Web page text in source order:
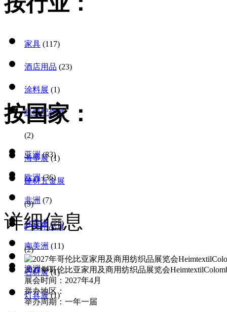
家具 (117)
酒店用品 (23)
涂料展 (1)
机械配件展
(2)
海事展 (1)
建材五金展
(9)
户外用品展
(2)
石材展 (1)
灯具展 (1)
按国家：
亚洲 (83)
欧洲 (36)
非洲 (7)
北美洲 (25)
南美洲 (11)
澳洲 (4)
详细信息
2027年哥伦比亚家用及商用纺织品展览会
展会时间：2027年4月
举办地区：
举办周期：一年一届